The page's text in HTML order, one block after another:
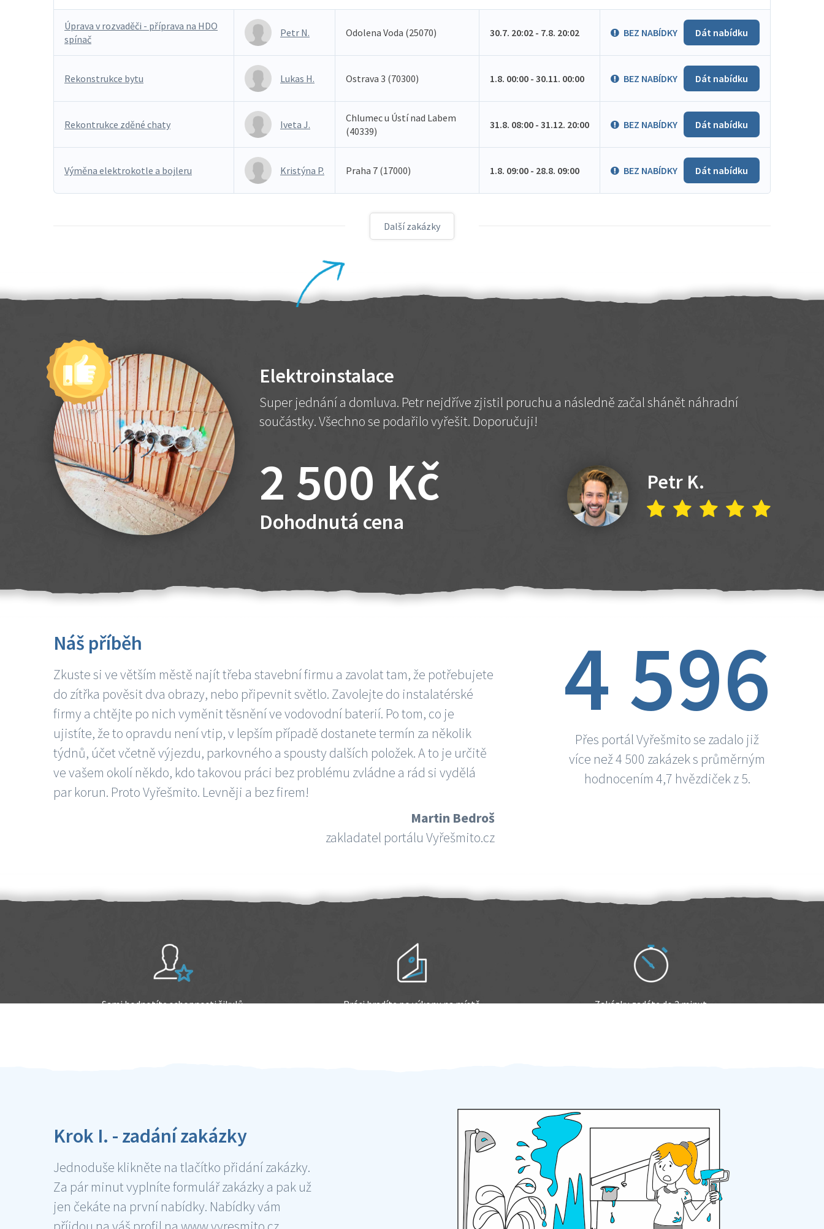
Úprava v rozvaděči - příprava na HDO
spínač
Petr N. Odolena Voda (25070) 30.7. 20:02 - 7.8. 20:02 BEZ NABÍDKY Dát nabídku
Rekonstrukce bytu Lukas H. Ostrava 3 (70300) 1.8. 00:00 - 30.11. 00:00 BEZ NABÍDKY Dát nabídku
Rekontrukce zděné chaty Iveta J.
Chlumec u Ústí nad Labem
(40339)
31.8. 08:00 - 31.12. 20:00 BEZ NABÍDKY Dát nabídku
Výměna elektrokotle a bojleru Kristýna P. Praha 7 (17000) 1.8. 09:00 - 28.8. 09:00 BEZ NABÍDKY Dát nabídku
Další zakázky
Elektroinstalace
Super jednání a domluva. Petr nejdříve zjistil poruchu a následně začal shánět náhradní
součástky. Všechno se podařilo vyřešit. Doporučuji!
2 500 Kč
Dohodnutá cena
Petr K.
Náš příběh
Zkuste si ve větším městě najít třeba stavební firmu a zavolat tam, že potřebujete
do zítřka pověsit dva obrazy, nebo připevnit světlo. Zavolejte do instalatérské
firmy a chtějte po nich vyměnit těsnění ve vodovodní baterií. Po tom, co je
ujistíte, že to opravdu není vtip, v lepším případě dostanete termín za několik
týdnů, účet včetně výjezdu, parkovného a spousty dalších položek. A to je určitě
ve vašem okolí někdo, kdo takovou práci bez problému zvládne a rád si vydělá
par korun. Proto Vyřešmito. Levněji a bez firem!
Martin Bedroš
zakladatel portálu Vyřešmito.cz
4 596
Přes portál Vyřešmito se zadalo již
více než 4 500 zakázek s průměrným
hodnocením 4,7 hvězdiček z 5.
Sami hodnotíte schopnosti šikulů Práci hradíte po výkonu na místě Zakázku zadáte do 2 minut
Krok I. - zadání zakázky
Jednoduše klikněte na tlačítko přidání zakázky.
Za pár minut vyplníte formulář zakázky a pak už
jen čekáte na první nabídky. Nabídky vám